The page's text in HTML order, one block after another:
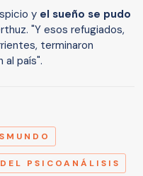
y el sueño se pudo
"Y esos refugiados,
terminaron
al país".
PSICOANÁLISIS